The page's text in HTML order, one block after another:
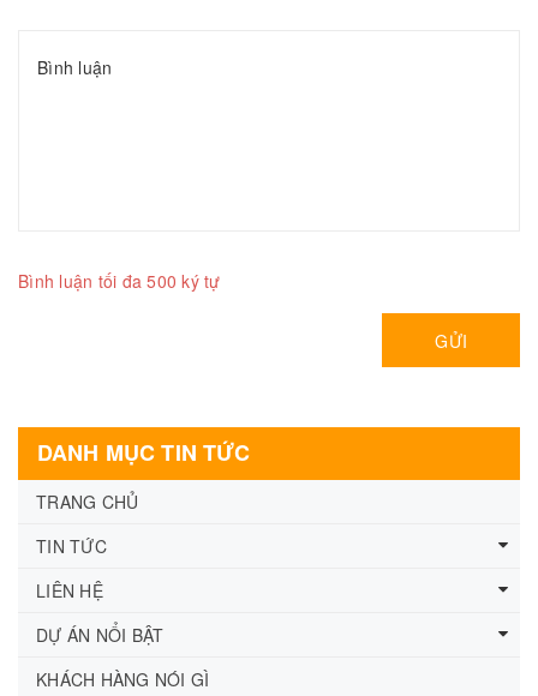
DANH MỤC TIN TỨC
TRANG CHỦ
TIN TỨC
LIÊN HỆ
DỰ ÁN NỔI BẬT
KHÁCH HÀNG NÓI GÌ
Bình luận tối đa 500 ký tự
GỬI